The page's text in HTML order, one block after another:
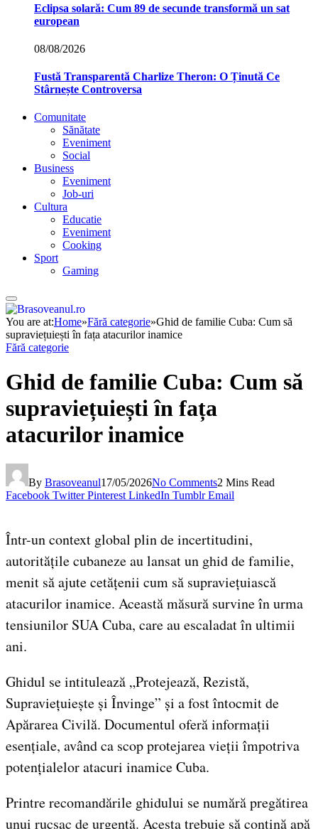
Eclipsa solară: Cum 89 de secunde transformă un sat
european
08/08/2026
Fustă Transparentă Charlize Theron: O Ținută Ce
Stârnește Controversa
Comunitate
Sănătate
Eveniment
Social
Business
Eveniment
Job-uri
Cultura
Educatie
Eveniment
Cooking
Sport
Gaming
You are at:Home»Fără categorie»Ghid de familie Cuba: Cum să
supraviețuiești în fața atacurilor inamice
Fără categorie
Ghid de familie Cuba: Cum să
supraviețuiești în fața
atacurilor inamice
By Brasoveanul17/05/2026No Comments2 Mins Read
Facebook Twitter Pinterest LinkedIn Tumblr Email
Într-un context global plin de incertitudini,
autoritățile cubaneze au lansat un ghid de familie,
menit să ajute cetățenii cum să supraviețuiască
atacurilor inamice. Această măsură survine în urma
tensiunilor SUA Cuba, care au escaladat în ultimii
ani.
Ghidul se intitulează „Protejează, Rezistă,
Supraviețuiește și Învinge” și a fost întocmit de
Apărarea Civilă. Documentul oferă informații
esențiale, având ca scop protejarea vieții împotriva
potențialelor atacuri inamice Cuba.
Printre recomandările ghidului se numără pregătirea
unui rucsac de urgență. Acesta trebuie să conțină apă